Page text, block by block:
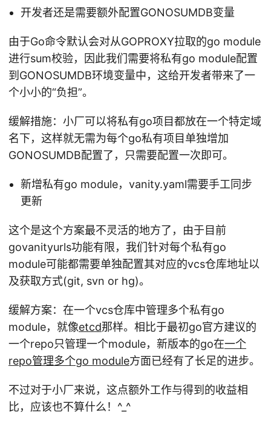
开发者还是需要额外配置GONOSUMDB变量
由于Go命令默认会对从GOPROXY拉取的go module
进行sum校验，因此我们需要将私有go module配置
到GONOSUMDB环境变量中，这给开发者带来了一
个小小的“负担”。
缓解措施：小厂可以将私有go项目都放在一个特定域
名下，这样就无需为每个go私有项目单独增加
GONOSUMDB配置了，只需要配置一次即可。
新增私有go module，vanity.yaml需要手工同步
更新
这个是这个方案最不灵活的地方了，由于目前
govanityurls功能有限，我们针对每个私有go
module可能都需要单独配置其对应的vcs仓库地址以
及获取方式(git, svn or hg)。
缓解方案：在一个vcs仓库中管理多个私有go
module，就像etcd那样。相比于最初go官方建议的
一个repo只管理一个module，新版本的go在一个
repo管理多个go module方面已经有了长足的进步。
不过对于小厂来说，这点额外工作与得到的收益相
比，应该也不算什么！^_^